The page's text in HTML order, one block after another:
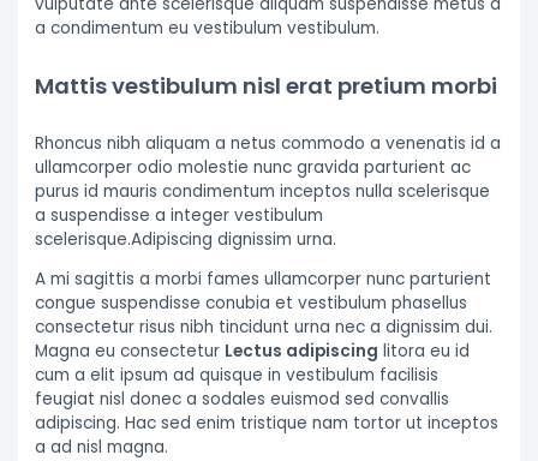
a condimentum eu vestibulum vestibulum.
Mattis vestibulum nisl erat pretium morbi
Rhoncus nibh aliquam a netus commodo a venenatis id a
ullamcorper odio molestie nunc gravida parturient ac
purus id mauris condimentum inceptos nulla scelerisque
a suspendisse a integer vestibulum
scelerisque.Adipiscing dignissim urna.
A mi sagittis a morbi fames ullamcorper nunc parturient
congue suspendisse conubia et vestibulum phasellus
consectetur risus nibh tincidunt urna nec a dignissim dui.
Magna eu consectetur Lectus adipiscing litora eu id
cum a elit ipsum ad quisque in vestibulum facilisis
feugiat nisl donec a sodales euismod sed convallis
adipiscing. Hac sed enim tristique nam tortor ut inceptos
a ad nisl magna.